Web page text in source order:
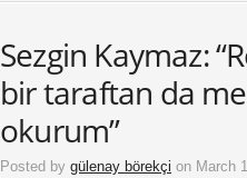
Sezgin Kaymaz:
bir taraftan da
okurum”
Posted by gülenay börekçi on March